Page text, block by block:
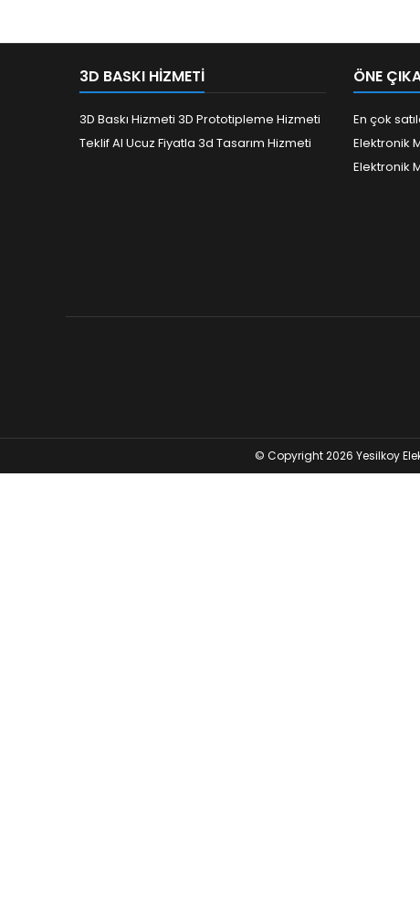
3D BASKI HIZMETI
3D Baskı Hizmeti 3D Prototipleme Hizmeti
Teklif Al Ucuz Fiyatla 3d Tasarım Hizmeti
ÖNE
En çok
Elektronik
Elektronik
© Copyright 2026 Yesilkoy